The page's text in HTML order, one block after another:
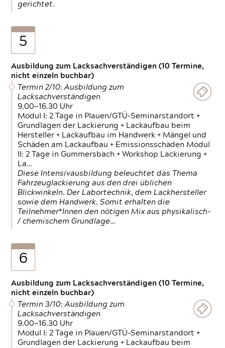
gerichtet.
5
Ausbildung zum Lacksachverständigen (10 Termine,
nicht einzeln buchbar)
Termin 2/10: Ausbildung zum
Lacksachverständigen
9.00—16.30 Uhr
Modul I: 2 Tage in Plauen/GTÜ-Seminarstandort +
Grundlagen der Lackierung + Lackaufbau beim
Hersteller + Lackaufbau im Handwerk + Mängel und
Schäden am Lackaufbau + Emissionsschäden Modul
II: 2 Tage in Gummersbach + Workshop Lackierung +
La…
Diese Intensivausbildung beleuchtet das Thema
Fahrzeuglackierung aus den drei üblichen
Blickwinkeln. Der Labortechnik, dem Lackhersteller
sowie dem Handwerk. Somit erhalten die
Teilnehmer*Innen den nötigen Mix aus physikalisch-
/ chemischem Grundlage…
6
Ausbildung zum Lacksachverständigen (10 Termine,
nicht einzeln buchbar)
Termin 3/10: Ausbildung zum
Lacksachverständigen
9.00—16.30 Uhr
Modul I: 2 Tage in Plauen/GTÜ-Seminarstandort +
Grundlagen der Lackierung + Lackaufbau beim